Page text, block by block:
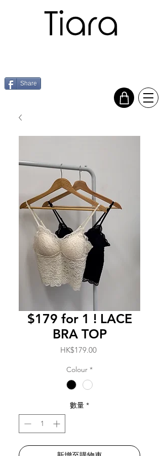
Share
$179 for 1 ! LACE
BRA TOP
HK$179.00價
Colour *
數量 *